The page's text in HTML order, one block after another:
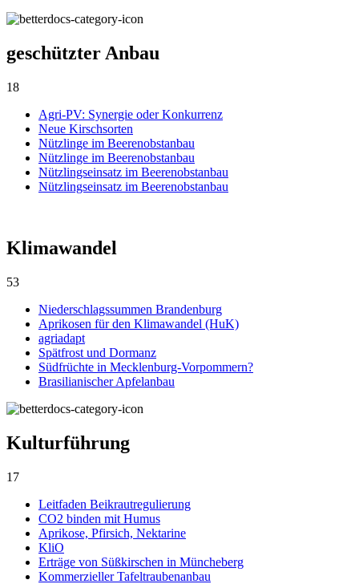
geschützter Anbau
18
Agri-PV: Synergie oder Konkurrenz
Neue Kirschsorten
Nützlinge im Beerenobstanbau
Nützlinge im Beerenobstanbau
Nützlingseinsatz im Beerenobstanbau
Nützlingseinsatz im Beerenobstanbau
Klimawandel
53
Niederschlagssummen Brandenburg
Aprikosen für den Klimawandel (HuK)
agriadapt
Spätfrost und Dormanz
Südfrüchte in Mecklenburg-Vorpommern?
Brasilianischer Apfelanbau
Kulturführung
17
Leitfaden Beikrautregulierung
CO2 binden mit Humus
Aprikose, Pfirsich, Nektarine
KliO
Erträge von Süßkirschen in Müncheberg
Kommerzieller Tafeltraubenanbau